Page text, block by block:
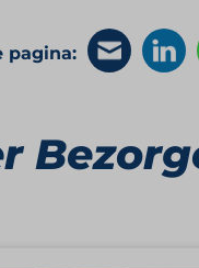
pagina: